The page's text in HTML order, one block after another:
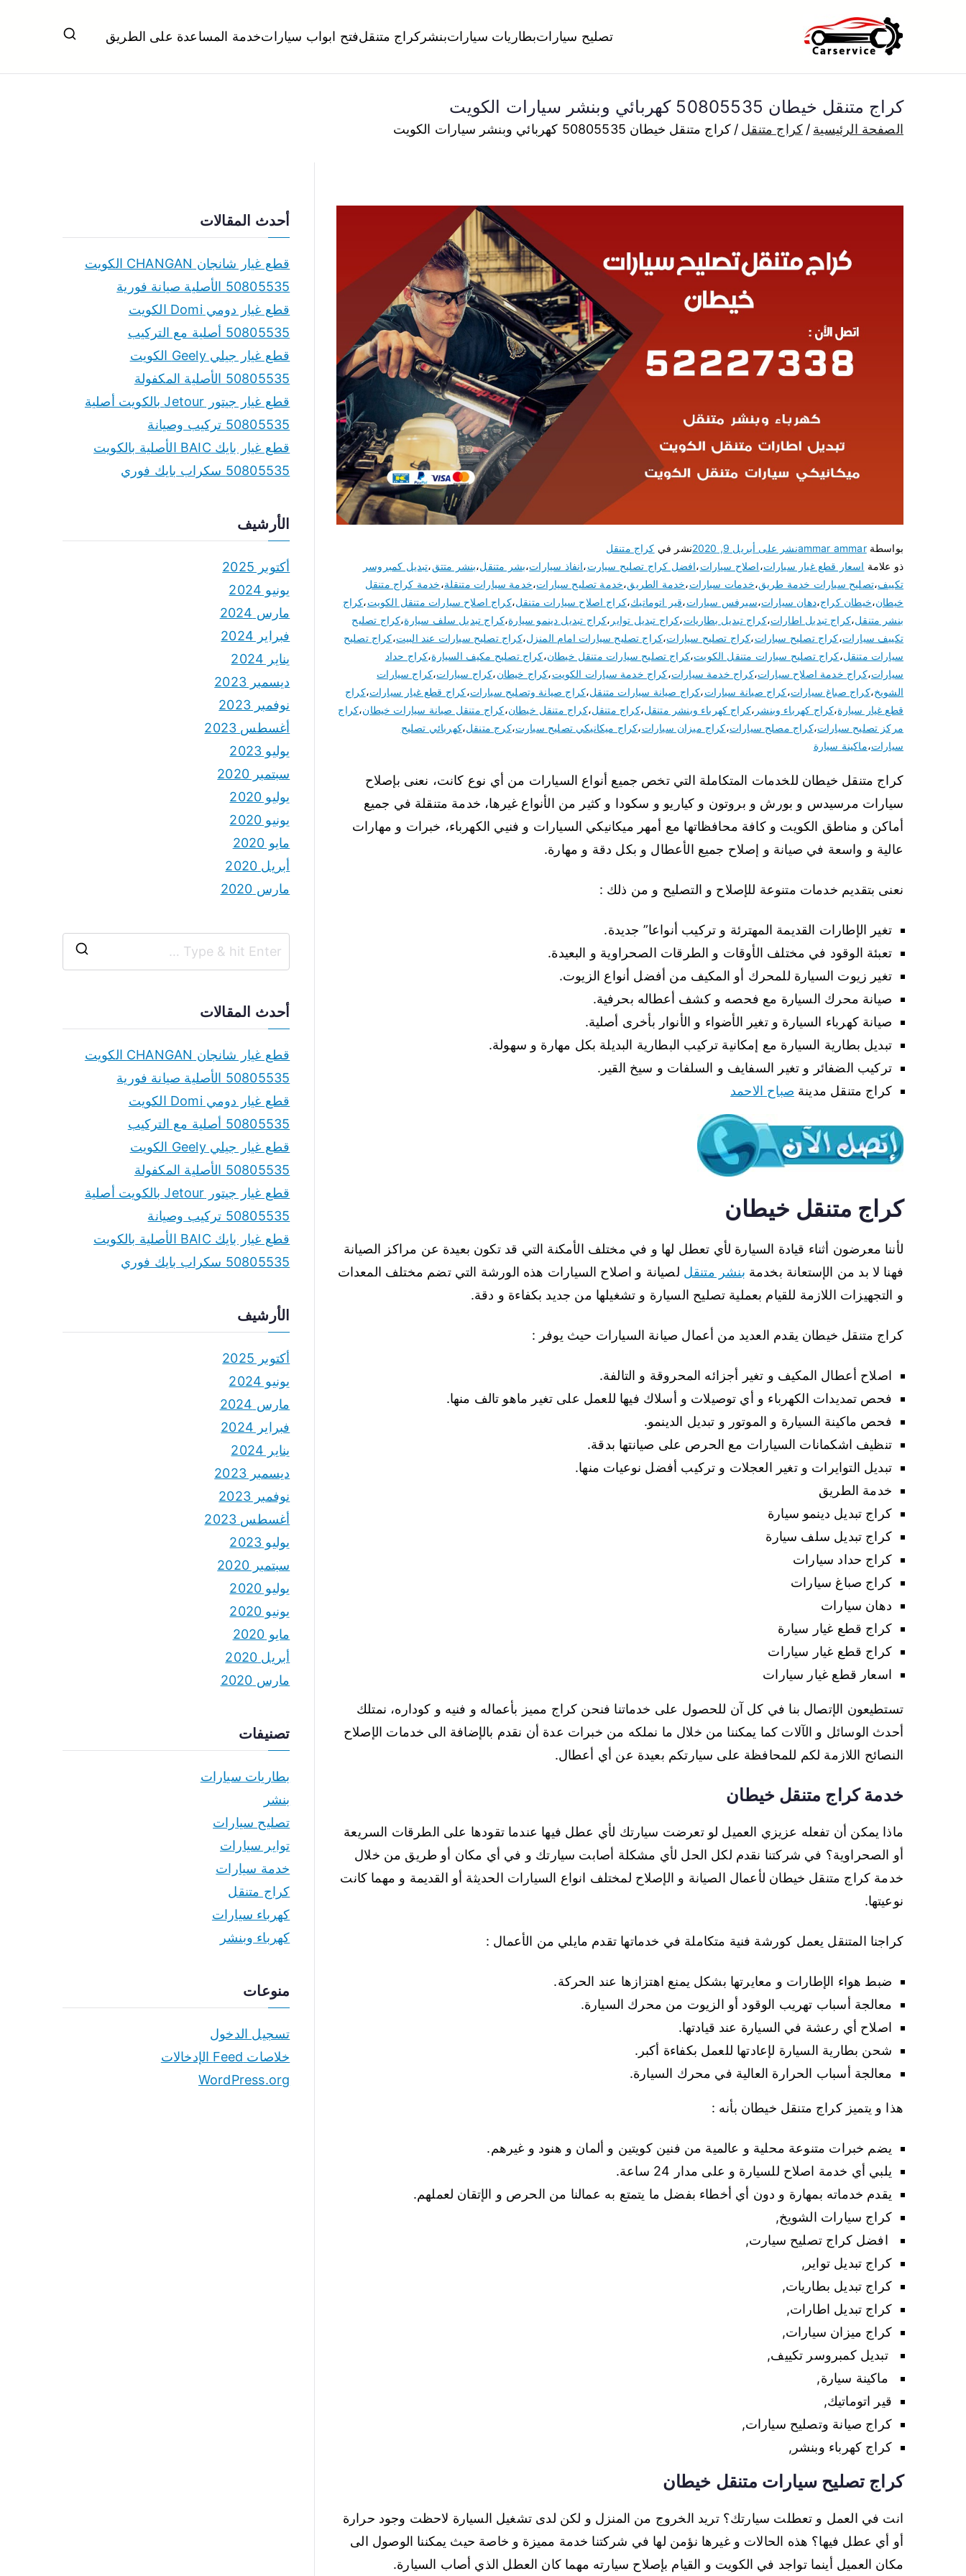
بنشر متنقل الكويت
بنشر متنقل الكويت كهرباء وبنشر تبديل تواير تواير اطارات عجلات تصليح وصيانة سيارات امام المنزل تبديل بطاريات بارخص الاسعار
تصليح سياراتبطاريات سياراتبنشر كراج متنقلفتح ابواب سياراتخدمة المساعدة على الطريق
كراج متنقل خيطان 50805535 كهربائي وبنشر سيارات الكويت
الصفحة الرئيسية كراج متنقل كراج متنقل خيطان 50805535 كهربائي وبنشر سيارات الكويت
بواسطةammar ammarنشر على أبريل 9, 2020 نشر في كراج متنقل
ذو علامة اسعار قطع غيار سيارات،اصلاح سيارات،افضل كراج تصليح سيارت،انفاذ سيارات،بشر متنقل،بنشر متتق،تبديل كمبروسر
تكييف،تصليح سيارات خدمة طريق،خدمات سيارات،خدمة الطريق،خدمة تصليح سيارات،خدمة سيارات متنقلة،خدمة كراج متنقل
خيطان،خيطان كراج،دهان سيارات،سيرفس سيارات،قير اتوماتيك،كراج اصلاح سيارات متنقل،كراج اصلاح سيارات متنقل الكويت،كراج
بنشر متنقل،كراج تبديل اطارات،كراج تبديل بطاريات،كراج تبديل تواير ،كراج تبديل دينمو سيارة،كراج تبديل سلف سيارة،كراج تصليح
تكييف سيارات،كراج تصليح سبارات،كراج تصليح سيارات،كراج تصليح سيارات امام المنزل،كراج تصليح سيارات عند البيت،كراج تصليح
سيارات متنقل،كراج تصليح سيارات متنقل الكويت،كراج تصليح سيارات متنقل خيطان،كراج تصليح مكيف السيارة،كراج حداد
سيارات،كراج خدمة اصلاح سيارات،كراج خدمة سيارات،كراج خدمة سيارات الكويت،كراج خيطان،كراج سيارات،كراج سيارات
الشويخ،كراج صباغ سيارات،كراج صيانة سيارات،كراج صيانة سيارات متنقل،كراج صيانة وتصليح سيارات،كراج قطع غيار سيارات،كراج
قطع غيار سيارة،كراج كهرباء وبنشر ،كراج كهرباء وبنشر متنقل،كراج متنقل،كراج متنقل خيطان،كراج متنقل صيانة سيارات خيطان،كراج
مركز تصليح سيارات،كراج مصلح سيارات،كراج ميزان سيارات،كراج ميكانيكي تصليح سيارت،كرج متنقل،كهربائي تصليح
سيارات،ماكينة سيارة
كراج متنقل خيطان للخدمات المتكاملة التي تخص جميع أنواع السيارات من أي نوع كانت، نعنى بإصلاح
سيارات مرسيدس و بورش و بروتون و كياريو و سكودا و كثير من الأنواع غيرها، خدمة متنقلة في جميع
أماكن و مناطق الكويت و كافة محافظاتها مع أمهر ميكانيكي السيارات و فنيي الكهرباء، خبرات و مهارات
عالية و واسعة في صيانة و إصلاح جميع الأعطال و بكل دقة و مهارة.
نعنى بتقديم خدمات متنوعة للإصلاح و التصليح و من ذلك :
تغير الإطارات القديمة المهترئة و تركيب أنواعا” جديدة.
تعبئة الوقود في مختلف الأوقات و الطرقات الصحراوية و البعيدة.
تغير زيوت السيارة للمحرك أو المكيف من أفضل أنواع الزيوت.
صيانة محرك السيارة مع فحصه و كشف أعطاله بحرفية.
صيانة كهرباء السيارة و تغير الأضواء و الأنوار بأخرى أصلية.
تبديل بطارية السيارة مع إمكانية تركيب البطارية البديلة بكل مهارة و سهولة.
تركيب الضفائر و تغير السفايف و السلفات و سيخ القير.
كراج متنقل مدينة صباح الاحمد
كراج متنقل خيطان
لأننا معرضون أثناء قيادة السيارة لأي تعطل لها و في مختلف الأمكنة التي قد تكون بعيدة عن مراكز الصيانة
فهنا لا بد من الإستعانة بخدمة بنشر متنقل لصيانة و اصلاح السيارات هذه الورشة التي تضم مختلف المعدات
و التجهيزات اللازمة للقيام بعملية تصليح السيارة و تشغيلها من جديد بكفاءة و دقة.
كراج متنقل خيطان يقدم العديد من أعمال صيانة السيارات حيث يوفر :
اصلاح أعطال المكيف و تغير أجزائه المحروقة و التالفة.
فحص تمديدات الكهرباء و أي توصيلات و أسلاك فيها للعمل على تغير ماهو تالف منها.
فحص ماكينة السيارة و الموتور و تبديل الدينمو.
تنظيف اشكمانات السيارات مع الحرص على صيانتها بدقة.
تبديل التوايرات و تغير العجلات و تركيب أفضل نوعيات منها.
خدمة الطريق
كراج تبديل دينمو سيارة
كراج تبديل سلف سيارة
كراج حداد سيارات
كراج صباغ سيارات
دهان سيارات
كراج قطع غيار سيارة
كراج قطع غيار سيارات
اسعار قطع غيار سيارات
تستطيعون الإتصال بنا في كل آن للحصول على خدماتنا فنحن كراج مميز بأعماله و فنيه و كوداره، نمتلك
أحدث الوسائل و الآلات كما يمكننا من خلال ما نملكه من خبرات عدة أن نقدم بالإضافة الى خدمات الإصلاح
النصائح اللازمة لكم للمحافظة على سيارتكم بعيدة عن أي أعطال.
خدمة كراج متنقل خيطان
ماذا يمكن أن تفعله عزيزي العميل لو تعرضت سيارتك لأي عطل فيها عندما تقودها على الطرقات السريعة
أو الصحراوية؟ في شركتنا نقدم لكل الحل لأي مشكلة أصابت سيارتك و في أي مكان أو طريق من خلال
خدمة كراج متنقل خيطان لأعمال الصيانة و الإصلاح لمختلف انواع السيارات الحديثة أو القديمة و مهما كانت
نوعيتها.
كراجنا المتنقل يعمل كورشة فنية متكاملة في خدماتها تقدم مايلي من الأعمال :
ضبط هواء الإطارات و معايرتها بشكل يمنع اهتزازها عند الحركة.
معالجة أسباب تهريب الوقود أو الزيوت من محرك السيارة.
اصلاح أي رعشة في السيارة عند قيادتها.
شحن بطارية السيارة لإعادتها للعمل بكفاءة أكبر.
معالجة أسباب الحرارة العالية في محرك السيارة.
هذا و يتميز كراج متنقل خيطان بأنه :
يضم خبرات متنوعة محلية و عالمية من فنين كويتين و ألمان و هنود و غيرهم.
يلبي أي خدمة اصلاح للسيارة و على مدار 24 ساعة.
يقدم خدماته بمهارة و دون أي أخطاء بفضل ما يتمتع به عمالنا من الحرص و الإتقان لعملهم.
كراج سيارات الشويخ,
افضل كراج تصليح سيارت,
كراج تبديل تواير,
كراج تبديل بطاريات,
كراج تبديل اطارات,
كراج ميزان سيارات,
تبديل كمبروسر تكييف,
ماكينة سيارة,
قير اتوماتيك,
كراج صيانة وتصليح سيارات,
كراج كهرباء وبنشر,
كراج تصليح سيارات متنقل خيطان
انت في العمل و تعطلت سيارتك؟ تريد الخروج من المنزل و لكن لدى تشغيل السيارة لاحظت وجود حرارة
أو أي عطل فيها؟ هذه الحالات و غيرها نؤمن لها في شركتنا خدمة مميزة و خاصة حيث يمكننا الوصول الى
مكان العميل أينما تواجد في الكويت و القيام بإصلاح سيارته مهما كان العطل الذي أصاب السيارة.
أحدث المقالات
قطع غيار شانجان CHANGAN الكويت
50805535 الأصلية صيانة فورية
قطع غيار دومي Domi الكويت
50805535 أصلية مع التركيب
قطع غيار جيلي Geely الكويت
50805535 الأصلية المكفولة
قطع غيار جيتور Jetour بالكويت أصلية
50805535 تركيب وصيانة
قطع غيار بايك BAIC الأصلية بالكويت
50805535 سكراب بايك فوري
الأرشيف
أكتوبر 2025
يونيو 2024
مارس 2024
فبراير 2024
يناير 2024
ديسمبر 2023
نوفمبر 2023
أغسطس 2023
يوليو 2023
سبتمبر 2020
يوليو 2020
يونيو 2020
مايو 2020
أبريل 2020
مارس 2020
r
أحدث المقالات
قطع غيار شانجان CHANGAN الكويت
50805535 الأصلية صيانة فورية
قطع غيار دومي Domi الكويت
50805535 أصلية مع التركيب
قطع غيار جيلي Geely الكويت
50805535 الأصلية المكفولة
قطع غيار جيتور Jetour بالكويت أصلية
50805535 تركيب وصيانة
قطع غيار بايك BAIC الأصلية بالكويت
50805535 سكراب بايك فوري
الأرشيف
أكتوبر 2025
يونيو 2024
مارس 2024
فبراير 2024
يناير 2024
ديسمبر 2023
نوفمبر 2023
أغسطس 2023
يوليو 2023
سبتمبر 2020
يوليو 2020
يونيو 2020
مايو 2020
أبريل 2020
مارس 2020
تصنيفات
بطاريات سيارات
بنشر
تصليح سيارات
تواير سيارات
خدمة سيارات
كراج متنقل
كهرباء سيارات
كهرباء وبنشر
منوعات
تسجيل الدخول
خلاصات Feed الإدخالات
WordPress.org